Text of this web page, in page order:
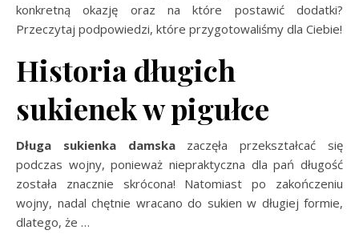
konkretną okazję oraz na które postawić dodatki?
Przeczytaj podpowiedzi, które przygotowaliśmy dla Ciebie!
Historia długich
sukienek w pigułce
Długa sukienka damskazaczęła przekształcać się
podczas wojny, ponieważ niepraktyczna dla pań długość
została znacznie skrócona! Natomiast po zakończeniu
wojny, nadal chętnie wracano do sukien w długiej formie,
dlatego, że …